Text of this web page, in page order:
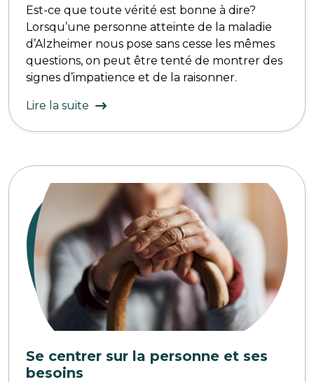
Est-ce que toute vérité est bonne à dire?
Lorsqu’une personne atteinte de la maladie
d’Alzheimer nous pose sans cesse les mêmes
questions, on peut être tenté de montrer des
signes d’impatience et de la raisonner.
Lire la suite
Se centrer sur la personne et ses
besoins